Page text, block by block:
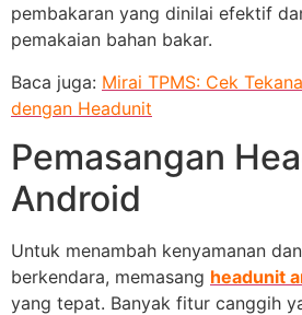
pembakaran yang dinilai efektif
pemakaian bahan bakar.
Baca juga: Mirai TPMS: Cek
dengan Headunit
Pemasangan
Android
Untuk menambah kenyamanan
berkendara, memasang headunit
yang tepat. Banyak fitur canggih